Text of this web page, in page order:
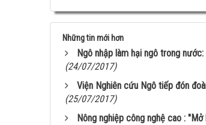
Những tin mới hơn
Ngô nhập làm hại ngô trong
(24/07/2017)
Viện Nghiên cứu Ngô tiếp đón
(25/07/2017)
Nông nghiệp công nghệ cao :